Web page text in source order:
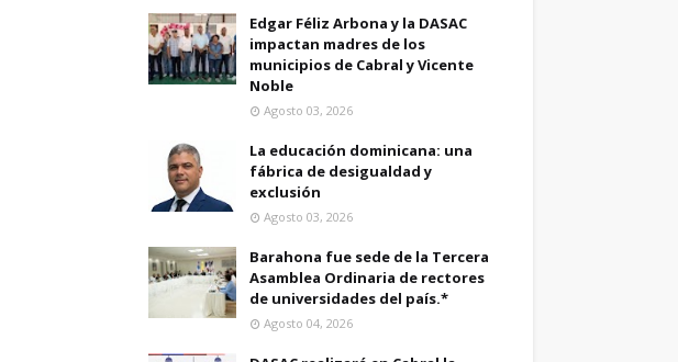
Edgar Féliz Arbona y la DASAC
impactan madres de los
municipios de Cabral y Vicente
Noble
Agosto 03, 2026
La educación dominicana: una
fábrica de desigualdad y
exclusión
Agosto 03, 2026
Barahona fue sede de la Tercera
Asamblea Ordinaria de rectores
de universidades del país.*
Agosto 04, 2026